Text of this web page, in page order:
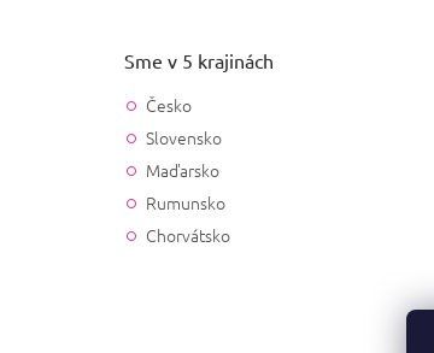
Sme v 5 krajinách
Česko
Slovensko
Maďarsko
Rumunsko
Chorvátsko